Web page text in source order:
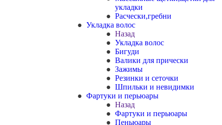
укладки
Расчески,гребни
Укладка волос
Назад
Укладка волос
Бигуди
Валики для прически
Зажимы
Резинки и сеточки
Шпильки и невидимки
Фартуки и перьюары
Назад
Фартуки и перьюары
Пеньюары